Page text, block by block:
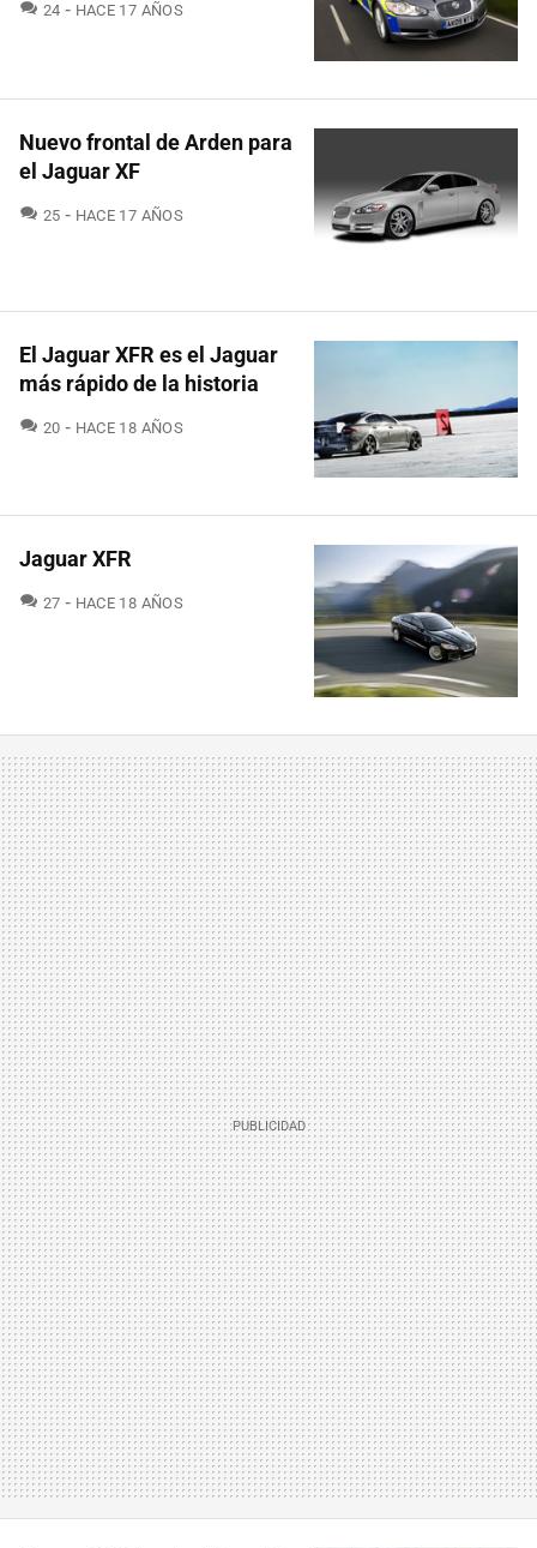
24 COMENTARIOS
HACE 17 AÑOS
Nuevo frontal de Arden para
el Jaguar XF
25 COMENTARIOS
HACE 17 AÑOS
El Jaguar XFR es el Jaguar
más rápido de la historia
20 COMENTARIOS
HACE 18 AÑOS
Jaguar XFR
27 COMENTARIOS
HACE 18 AÑOS